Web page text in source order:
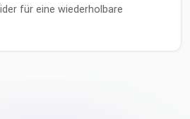
für eine wiederholbare